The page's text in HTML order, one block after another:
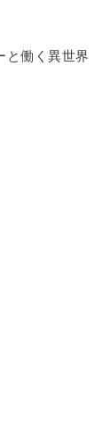
と働く異世界